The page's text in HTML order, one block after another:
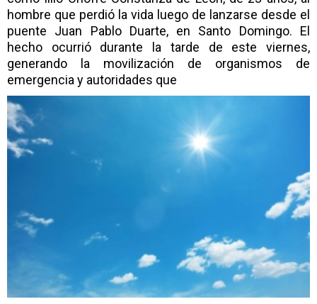
hombre que perdió la vida luego de lanzarse desde el
puente Juan Pablo Duarte, en Santo Domingo. El
hecho ocurrió durante la tarde de este viernes,
generando la movilización de organismos de
emergencia y autoridades que